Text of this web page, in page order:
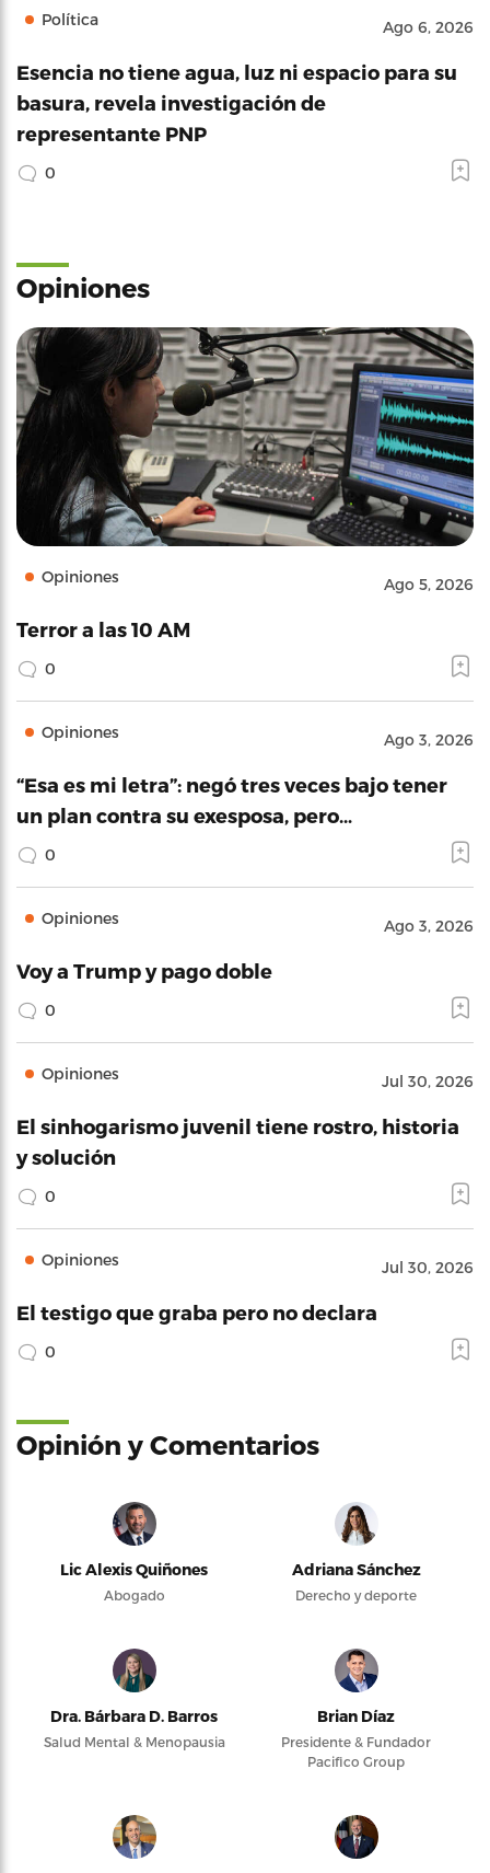
Política Ago 6, 2026
Esencia no tiene agua, luz ni espacio para su
basura, revela investigación de
representante PNP
0
Opiniones
Opiniones Ago 5, 2026
Terror a las 10 AM
0
Opiniones Ago 3, 2026
“Esa es mi letra”: negó tres veces bajo tener
un plan contra su exesposa, pero…
0
Opiniones Ago 3, 2026
Voy a Trump y pago doble
0
Opiniones Jul 30, 2026
El sinhogarismo juvenil tiene rostro, historia
y solución
0
Opiniones Jul 30, 2026
El testigo que graba pero no declara
0
Opinión y Comentarios
Lic Alexis Quiñones
Abogado
Adriana Sánchez
Derecho y deporte
Dra. Bárbara D. Barros
Salud Mental & Menopausia
Brian Díaz
Presidente & Fundador
Pacifico Group